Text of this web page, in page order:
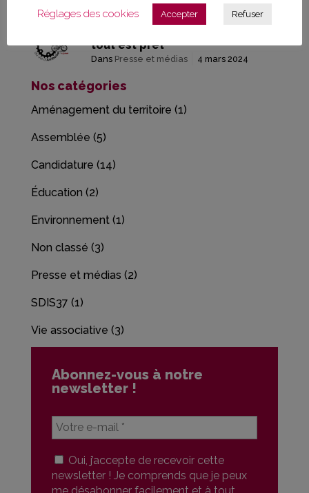
tout est prêt
Dans Presse et médias 4 mars 2024
Nos catégories
Aménagement du territoire (1)
Assemblée (5)
Candidature (14)
Éducation (2)
Environnement(1)
Non classé (3)
Presse et médias (2)
SDIS37 (1)
Vie associative (3)
Abonnez-vous à notre
newsletter !
Oui, j’accepte de recevoir cette
newsletter ! Je comprends que je peux
Réglages des cookies
Accepter Refuser